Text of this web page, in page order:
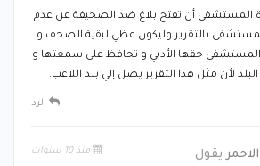
المستشفى أن تفتح بلاغ ضد الصحيفة عن عدم
بالتقرير وليكون عظي لبقية الصحف و
حقها الأدبي و تحافظ على سمعتها و
لأن مثل هذا التقرير يصل إلي بلد اللاعب.
الرد
يقول منذ 10 سنوات